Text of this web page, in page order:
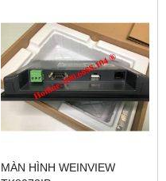
MÀN HÌNH WEINVIEW